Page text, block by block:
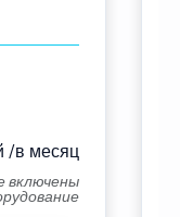
/в месяц
включены